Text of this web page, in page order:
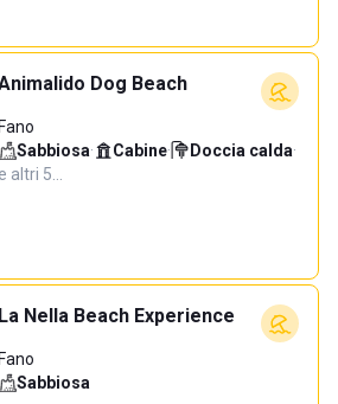
Dog Beach
Fano
Sabbiosa· Cabine· Doccia calda·
e altri 5…
La Nella Beach Experience
Fano
Sabbiosa